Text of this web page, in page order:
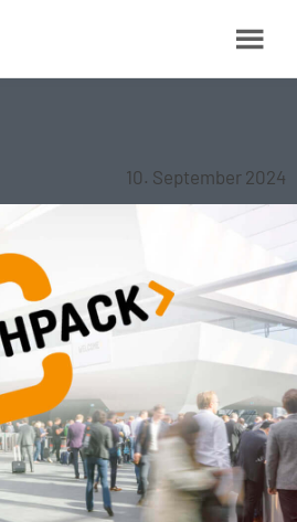
10. September 2024